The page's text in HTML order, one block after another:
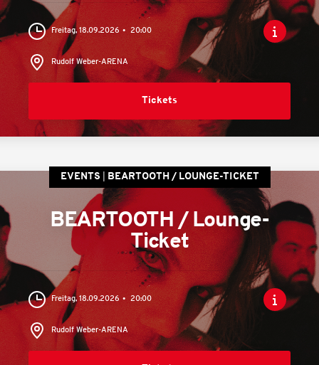
Freitag, 18.09.2026 20:00
Rudolf Weber-ARENA
Tickets
EVENTS BEARTOOTH / LOUNGE-TICKET
BEARTOOTH / Lounge-
Ticket
Freitag, 18.09.2026 20:00
Rudolf Weber-ARENA